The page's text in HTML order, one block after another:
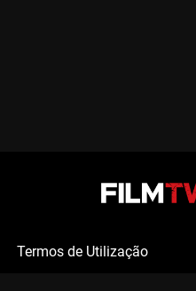
Termos de Utilização